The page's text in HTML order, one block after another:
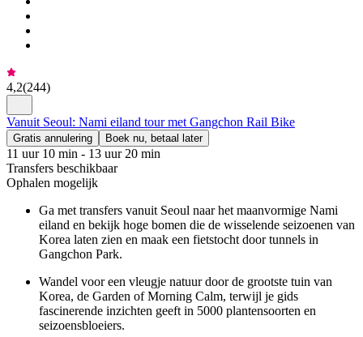
4,2(244)
Vanuit Seoul: Nami eiland tour met Gangchon Rail Bike
Gratis annulering Boek nu, betaal later
11 uur 10 min - 13 uur 20 min
Transfers beschikbaar
Ophalen mogelijk
Ga met transfers vanuit Seoul naar het maanvormige Nami
eiland en bekijk hoge bomen die de wisselende seizoenen van
Korea laten zien en maak een fietstocht door tunnels in
Gangchon Park.
Wandel voor een vleugje natuur door de grootste tuin van
Korea, de Garden of Morning Calm, terwijl je gids
fascinerende inzichten geeft in 5000 plantensoorten en
seizoensbloeiers.